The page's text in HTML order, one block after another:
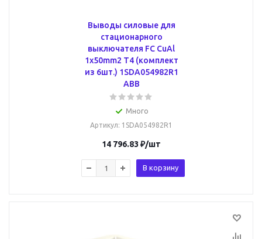
Выводы силовые для
стационарного
выключателя FC CuAl
1x50mm2 T4 (комплект
из 6шт.) 1SDA054982R1
ABB
Много
Артикул: 1SDA054982R1
14 796.83 ₽/шт
В корзину